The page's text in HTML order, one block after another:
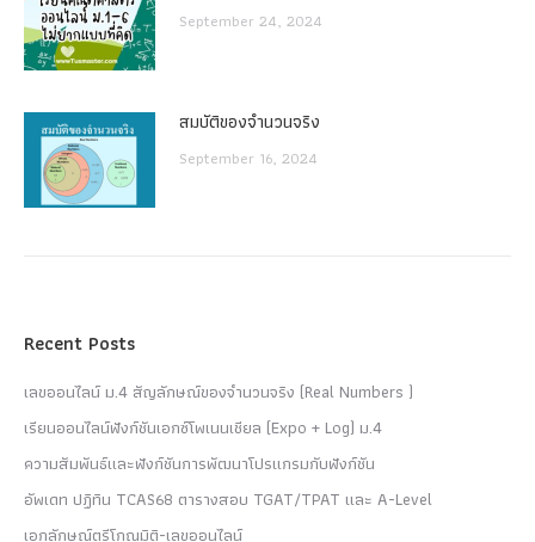
September 24, 2024
สมบัติของจำนวนจริง
September 16, 2024
Recent Posts
เลขออนไลน์ ม.4 สัญลักษณ์ของจำนวนจริง (Real Numbers )
เรียนออนไลน์ฟังก์ชันเอกซ์โพเนนเชียล (Expo + Log) ม.4
ความสัมพันธ์และฟังก์ชันการพัฒนาโปรแกรมกับฟังก์ชัน
อัพเดท ปฏิทิน TCAS68 ตารางสอบ TGAT/TPAT และ A-Level
เอกลักษณ์ตรีโกณมิติ-เลขออนไลน์